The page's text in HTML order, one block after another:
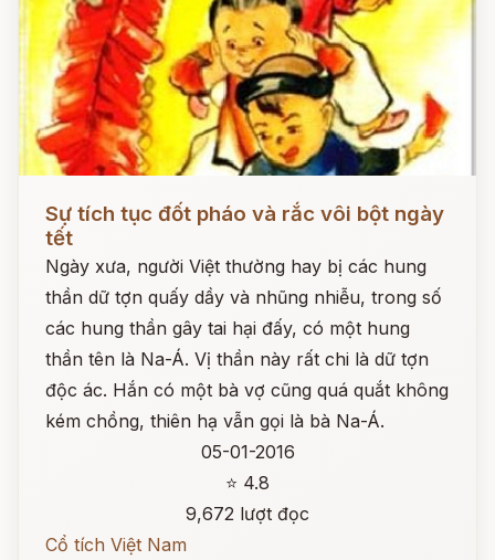
Sự tích tục đốt pháo và rắc vôi bột ngày
tết
Ngày xưa, người Việt thường hay bị các hung
thần dữ tợn quấy dầy và nhũng nhiễu, trong số
các hung thần gây tai hại đấy, có một hung
thần tên là Na-Á. Vị thần này rất chi là dữ tợn
độc ác. Hắn có một bà vợ cũng quá quắt không
kém chồng, thiên hạ vẫn gọi là bà Na-Á.
05-01-2016
⭐ 4.8
9,672 lượt đọc
Cổ tích Việt Nam